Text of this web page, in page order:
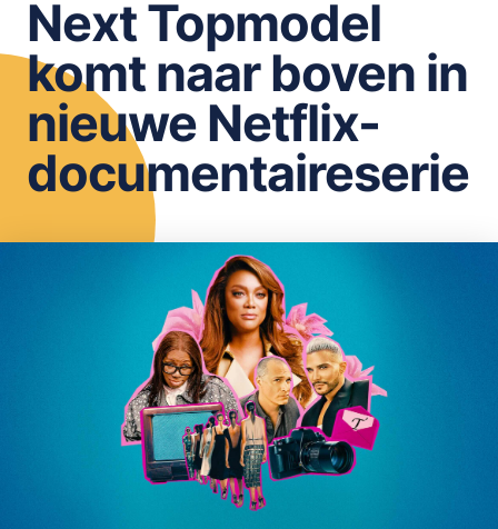
OPSLAAN
Next Topmodel
komt naar boven in
nieuwe Netflix-
documentaireserie